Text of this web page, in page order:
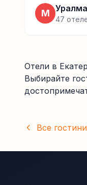
М
47
Отели в
Выбирайте
Все